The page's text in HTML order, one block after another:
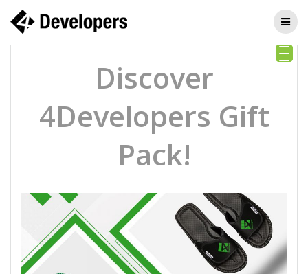
Discover
4Developers Gift
Pack!